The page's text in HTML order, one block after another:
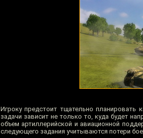
Игроку предстоит тщательно
задачи зависит не только то, куда будет
объем артиллерийской и авиационной
следующего задания учитываются потери